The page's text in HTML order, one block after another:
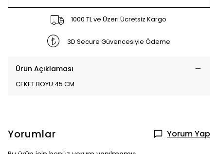
1000 TL ve Üzeri Ücretsiz Kargo
3D Secure Güvencesiyle Ödeme
Ürün Açıklaması
CEKET BOYU:45 CM
Yorumlar Yorum Yap